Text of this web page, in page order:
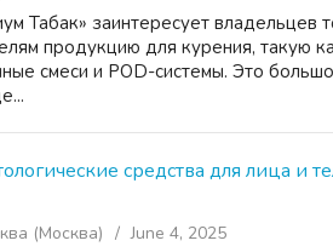
Табак» заинтересует владельцев
продукцию для курения, такую
смеси и POD-системы. Это
средства для лица и
(Москва) June 4, 2025